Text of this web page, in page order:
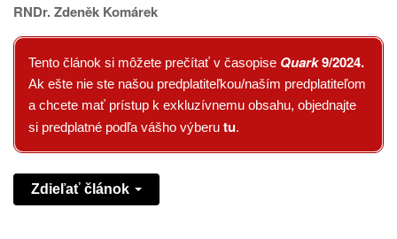
RNDr. Zdeněk Komárek
Tento článok si môžete prečítať v časopise Quark9/2024.
Ak ešte nie ste našou predplatiteľkou/naším predplatiteľom
a chcete mať prístup k exkluzívnemu obsahu, objednajte
si predplatné podľa vášho výberu tu.
Zdieľať článok